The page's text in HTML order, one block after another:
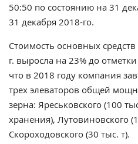
50:50 по состоянию на 31
31 декабря 2018-го.
Стоимость основных
г. выросла на 23% до
что в 2018 году компания
трех элеваторов общей
зерна: Яреськовского (100
хранения), Лутовиновского
Скороходовского (30 тыс. т).